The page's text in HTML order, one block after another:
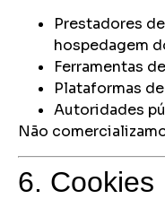
Prestadores
hospedagem
Ferramentas
Plataformas
Autoridades
Não
6. Cookies